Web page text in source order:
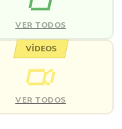
VER TODOS
VÍDEOS
VER TODOS